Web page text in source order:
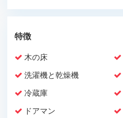
特徴
木の床
洗濯機と乾燥機
冷蔵庫
ドアマン